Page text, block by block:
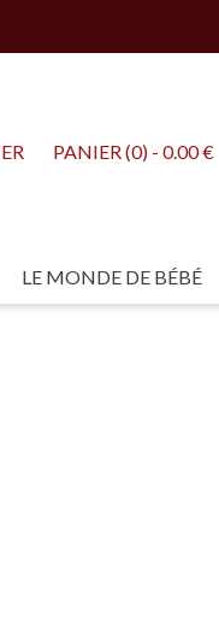
PANIER (0) - 0.00 €
LE MONDE DE BÉBÉ